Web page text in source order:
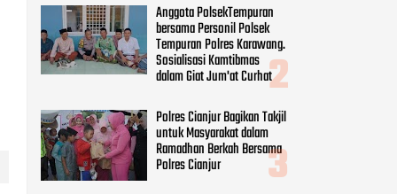
Anggota PolsekTempuran
bersama Personil Polsek
Tempuran Polres Karawang.
Sosialisasi Kamtibmas
dalam Giat Jum'at Curhat
Polres Cianjur Bagikan Takjil
untuk Masyarakat dalam
Ramadhan Berkah Bersama
Polres Cianjur